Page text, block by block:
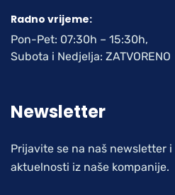
Radno vrijeme:
Pon-Pet: 07:30h – 15:30h,
Subota i Nedjelja: ZATVORENO
Newsletter
Prijavite se na naš newsletter
aktuelnosti iz naše kompanije.